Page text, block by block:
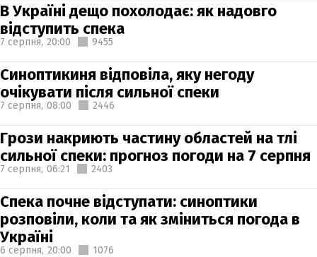
В Україні дещо похолодає: як надовго
відступить спека
7 серпня, 20:00 9455
Синоптикиня відповіла, яку негоду
очікувати після сильної спеки
7 серпня, 08:00 2446
Грози накриють частину областей на тлі
сильної спеки: прогноз погоди на 7 серпня
7 серпня, 06:21 2403
Спека почне відступати: синоптики
розповіли, коли та як зміниться погода в
Україні
6 серпня, 20:00 1076